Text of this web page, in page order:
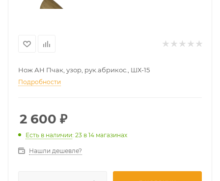
Нож АН Пчак, узор, рук.абрикос., ШХ-15
Подробности
2 600 ₽
Есть в наличии: 23 в 14 магазинах
Нашли дешевле?